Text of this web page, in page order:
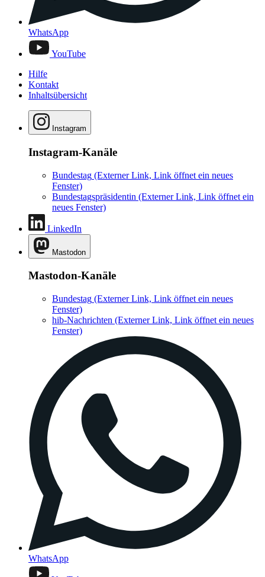
WhatsApp
YouTube
Hilfe
Kontakt
Inhaltsübersicht
Instagram
Instagram-Kanäle
Bundestag (Externer Link, Link öffnet ein neues
Fenster)
Bundestagspräsidentin (Externer Link, Link öffnet ein
neues Fenster)
LinkedIn
Mastodon
Mastodon-Kanäle
Bundestag (Externer Link, Link öffnet ein neues
Fenster)
hib-Nachrichten (Externer Link, Link öffnet ein neues
Fenster)
WhatsApp